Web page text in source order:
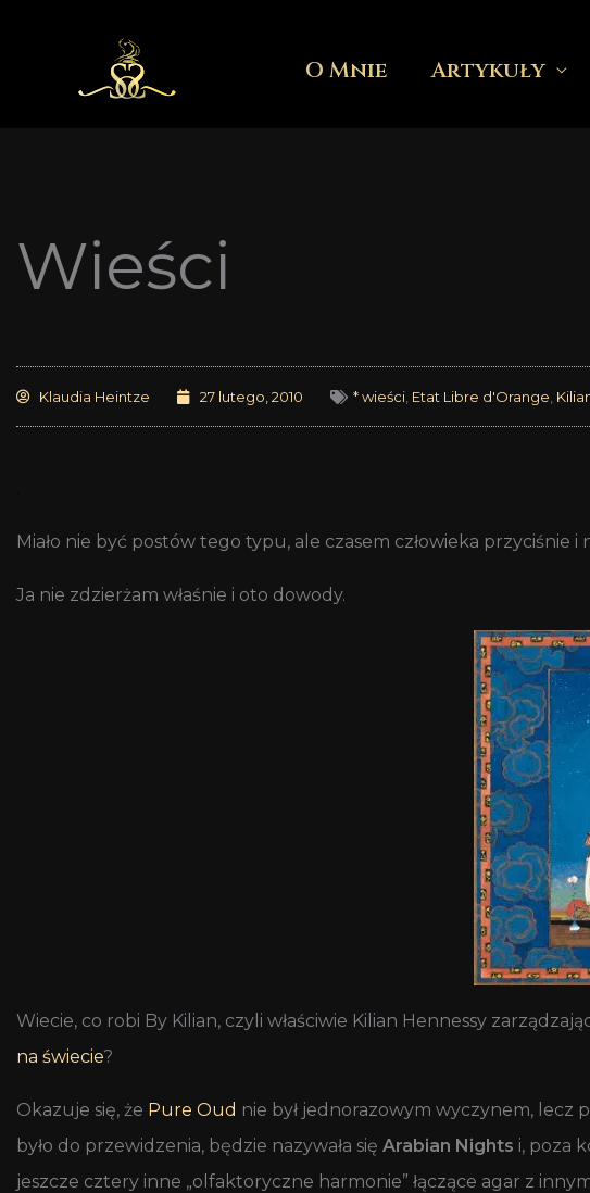
O Mnie Artykuły
Wieści
Klaudia Heintze 27 lutego, 2010 * wieści Etat Libre d'Orange
Miało nie być postów tego typu, ale czasem człowieka przyciśnie i
Ja nie zdzierżam właśnie i oto dowody.
Wiecie, co robi By Kilian, czyli właściwie Kilian Hennessy
na świecie?
Okazuje się, że Pure Oud nie był jednorazowym wyczynem, lecz
było do przewidzenia, będzie nazywała się Arabian Nights i, poza
jeszcze cztery inne „olfaktoryczne harmonie” łączące agar z